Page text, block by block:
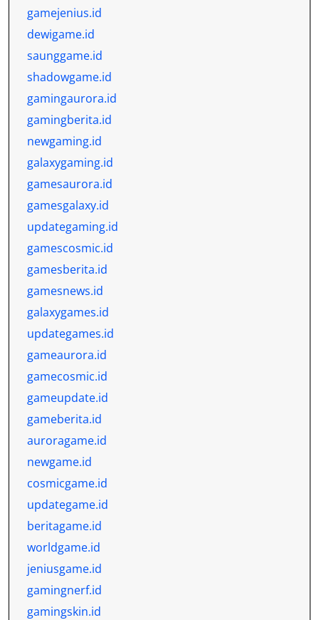
gamejenius.id
dewigame.id
saunggame.id
shadowgame.id
gamingaurora.id
gamingberita.id
newgaming.id
galaxygaming.id
gamesaurora.id
gamesgalaxy.id
updategaming.id
gamescosmic.id
gamesberita.id
gamesnews.id
galaxygames.id
updategames.id
gameaurora.id
gamecosmic.id
gameupdate.id
gameberita.id
auroragame.id
newgame.id
cosmicgame.id
updategame.id
beritagame.id
worldgame.id
jeniusgame.id
gamingnerf.id
gamingskin.id